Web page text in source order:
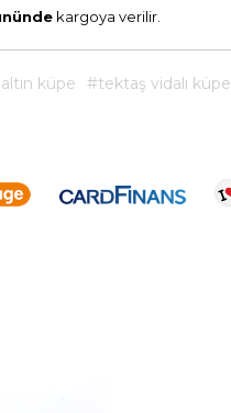
kargoya verilir.
küpe #tektaş vidalı küpe